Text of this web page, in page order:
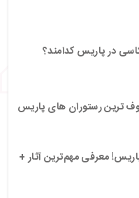
در پاریس کدامند؟
ترین رستوران های پاریس
معرفی مهم‌ترین آثار +